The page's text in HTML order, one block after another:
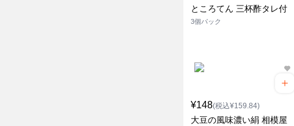
ところてん 三杯酢タレ付
3個パック
¥148(税込¥159.84)
大豆の風味濃い絹 相模屋